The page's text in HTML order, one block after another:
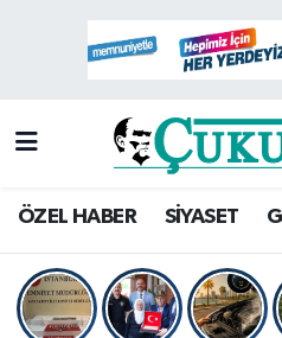
ÖZEL HABER SİYASET
Mersin Hava Durumu
Mersin Namaz Vakitleri
Mersin Trafik Yoğunluk
Süper Lig Puan